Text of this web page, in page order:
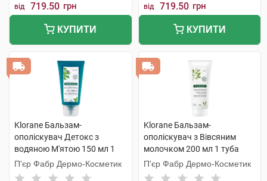
від 719.50 грн
КУПИТИ
від 719.50 грн
КУПИТИ
Klorane Бальзам-
ополіскувач Детокс з
водяною М'ятою 150 мл 1
туба
П'єр Фабр Дермо-Косметик
Klorane Бальзам-
ополіскувач з Вівсяним
молочком 200 мл 1 туба
П'єр Фабр Дермо-Косметик